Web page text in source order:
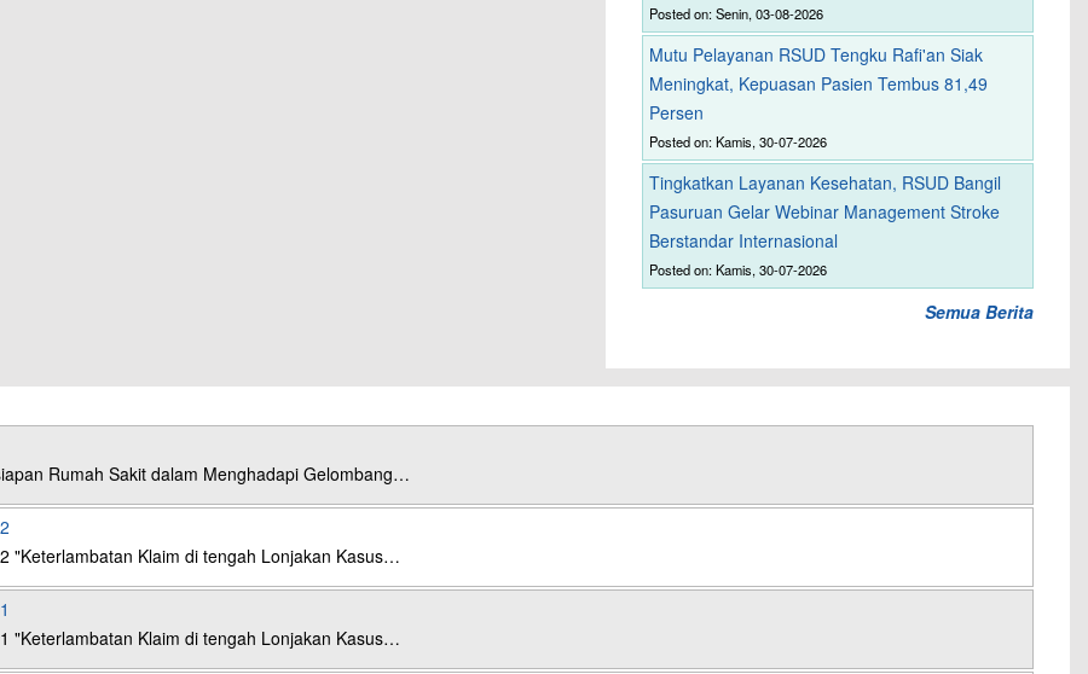
Posted on: Senin, 03-08-2026
Mutu Pelayanan RSUD Tengku Rafi'an Siak
Meningkat, Kepuasan Pasien Tembus 81,49
Persen
Posted on: Kamis, 30-07-2026
Tingkatkan Layanan Kesehatan, RSUD Bangil
Pasuruan Gelar Webinar Management Stroke
Berstandar Internasional
Posted on: Kamis, 30-07-2026
Semua Berita
Rumah Sakit dalam Menghadapi Gelombang…
"Keterlambatan Klaim di tengah Lonjakan Kasus…
"Keterlambatan Klaim di tengah Lonjakan Kasus…